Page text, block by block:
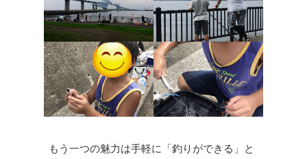
もう一つの魅力は手軽に「釣りができる」と